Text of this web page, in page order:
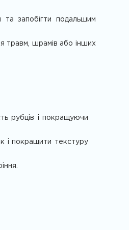
та запобігти подальшим
травм, шрамів або інших
рубців і покращуючи
і покращити текстуру